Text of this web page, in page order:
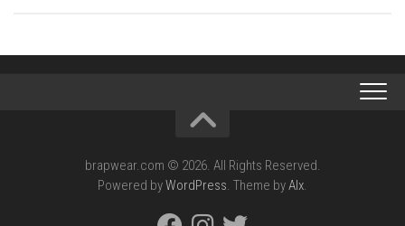
brapwear.com © 2026. All Rights Reserved.
Powered byWordPress. Theme byAlx.